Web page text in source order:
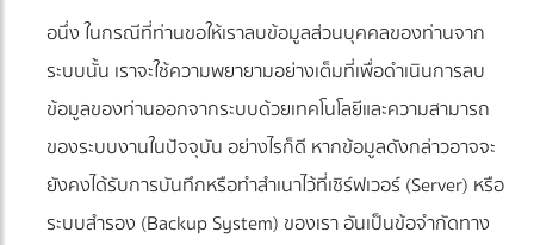
อนึ่ง ในกรณีที่ท่านขอให้เราลบข้อมูลส่วนบุคคลของท่านจาก
ระบบนั้น เราจะใช้ความพยายามอย่างเต็มที่เพื่อดำเนินการลบ
ข้อมูลของท่านออกจากระบบด้วยเทคโนโลยีและความสามารถ
ของระบบงานในปัจจุบัน อย่างไรก็ดี หากข้อมูลดังกล่าวอาจจะ
ยังคงได้รับการบันทึกหรือทำสำเนาไว้ที่เซิร์ฟเวอร์ (Server) หรือ
ระบบสำรอง (Backup System) ของเรา อันเป็นข้อจำกัดทาง